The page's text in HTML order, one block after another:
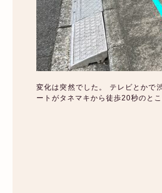
変化は突然でした。 テレビとかで
ートがタネマキから徒歩20秒のと